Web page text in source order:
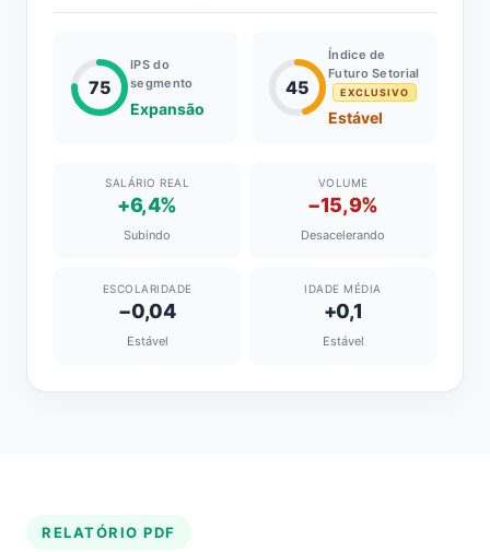
75
IPS do
segmento
Expansão
45
Índice de
Futuro Setorial
EXCLUSIVO
Estável
SALÁRIO REAL
+6,4%
Subindo
VOLUME
−15,9%
Desacelerando
ESCOLARIDADE
−0,04
Estável
IDADE MÉDIA
+0,1
Estável
RELATÓRIO PDF